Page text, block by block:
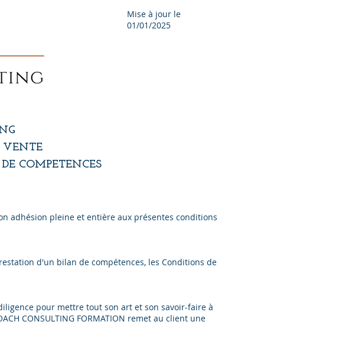
Mise à jour le
01/01/2025
VENTE
COMPETENCES
adhésion pleine et entière aux présentes conditions
d'un bilan de compétences, les Conditions de
diligence pour mettre tout son art et son savoir-faire à
CONSULTING FORMATION remet au client une